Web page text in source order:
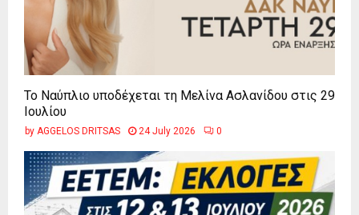
Το Ναύπλιο υποδέχεται τη Μελίνα Ασλανίδου στις 29
Ιουλίου
by AGGELOS DRITSAS 24 July 2026 0